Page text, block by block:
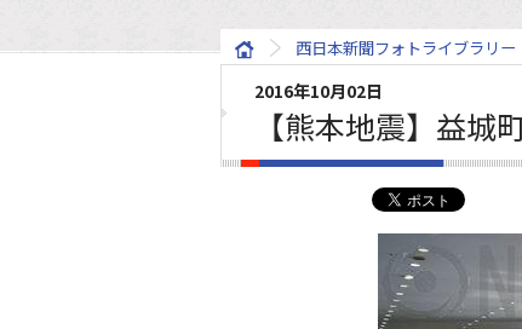
西日本新聞フォトライブラリー
2016年10月02日
【熊本地震】益城